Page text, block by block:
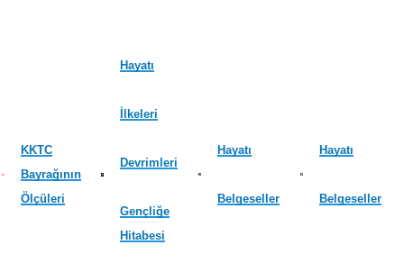
KKTC
Bayrağının
Ölçüleri
Hayatı
İlkeleri
Devrimleri
Gençliğe
Hitabesi
Hayatı
Belgeseller
Hayatı
Belgeseller